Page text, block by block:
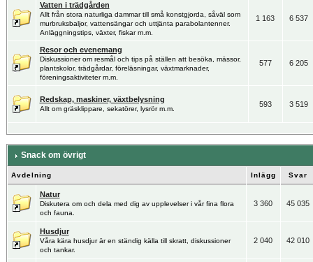
Vatten i trädgården
Allt från stora naturliga dammar till små konstgjorda, såväl som
murbruksbaljor, vattensängar och uttjänta parabolantenner.
Anläggningstips, växter, fiskar m.m.
1 163 6 537
Resor och evenemang
Diskussioner om resmål och tips på ställen att besöka, mässor,
plantskolor, trädgårdar, föreläsningar, växtmarknader,
föreningsaktiviteter m.m.
577 6 205
Redskap, maskiner, växtbelysning
Allt om gräsklippare, sekatörer, lysrör m.m.
593 3 519
Snack om övrigt
Avdelning Inlägg Svar
Natur
Diskutera om och dela med dig av upplevelser i vår fina flora
och fauna.
3 360 45 035
Husdjur
Våra kära husdjur är en ständig källa till skratt, diskussioner
och tankar.
2 040 42 010